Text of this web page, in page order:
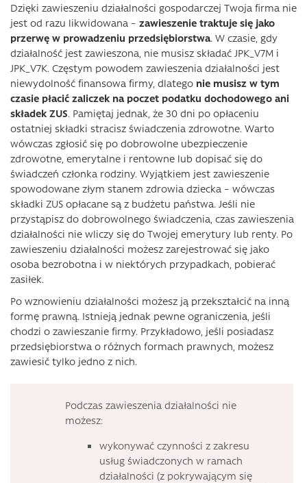
Dzięki zawieszeniu działalności gospodarczej Twoja firma nie
jest od razu likwidowana – zawieszenie traktuje się jako
przerwę w prowadzeniu przedsiębiorstwa. W czasie, gdy
działalność jest zawieszona, nie musisz składać JPK_V7M i
JPK_V7K. Częstym powodem zawieszenia działalności jest
niewydolność finansowa firmy, dlatego nie musisz w tym
czasie płacić zaliczek na poczet podatku dochodowego ani
składek ZUS. Pamiętaj jednak, że 30 dni po opłaceniu
ostatniej składki stracisz świadczenia zdrowotne. Warto
wówczas zgłosić się po dobrowolne ubezpieczenie
zdrowotne, emerytalne i rentowne lub dopisać się do
świadczeń członka rodziny. Wyjątkiem jest zawieszenie
spowodowane złym stanem zdrowia dziecka – wówczas
składki ZUS opłacane są z budżetu państwa. Jeśli nie
przystąpisz do dobrowolnego świadczenia, czas zawieszenia
działalności nie wliczy się do Twojej emerytury lub renty. Po
zawieszeniu działalności możesz zarejestrować się jako
osoba bezrobotna i w niektórych przypadkach, pobierać
zasiłek.
Po wznowieniu działalności możesz ją przekształcić na inną
formę prawną. Istnieją jednak pewne ograniczenia, jeśli
chodzi o zawieszanie firmy. Przykładowo, jeśli posiadasz
przedsiębiorstwa o różnych formach prawnych, możesz
zawiesić tylko jedno z nich.
Podczas zawieszenia działalności nie
możesz:
wykonywać czynności z zakresu
usług świadczonych w ramach
działalności (z pokrywającym się